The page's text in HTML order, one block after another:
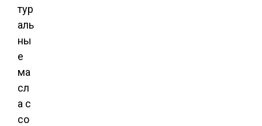
тур
аль
ны
е
ма
сл
а с
со